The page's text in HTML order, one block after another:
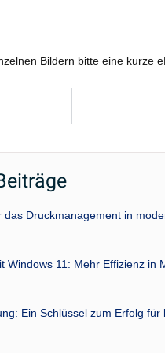
Bildern bitte eine kurze
das Druckmanagement in
Windows 11: Mehr Effizienz in
Ein Schlüssel zum Erfolg für